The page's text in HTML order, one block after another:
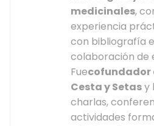
medicinales,
experiencia
con bibliografía
colaboración de
Fuecofundador
Cesta y Setasy
charlas,
actividades